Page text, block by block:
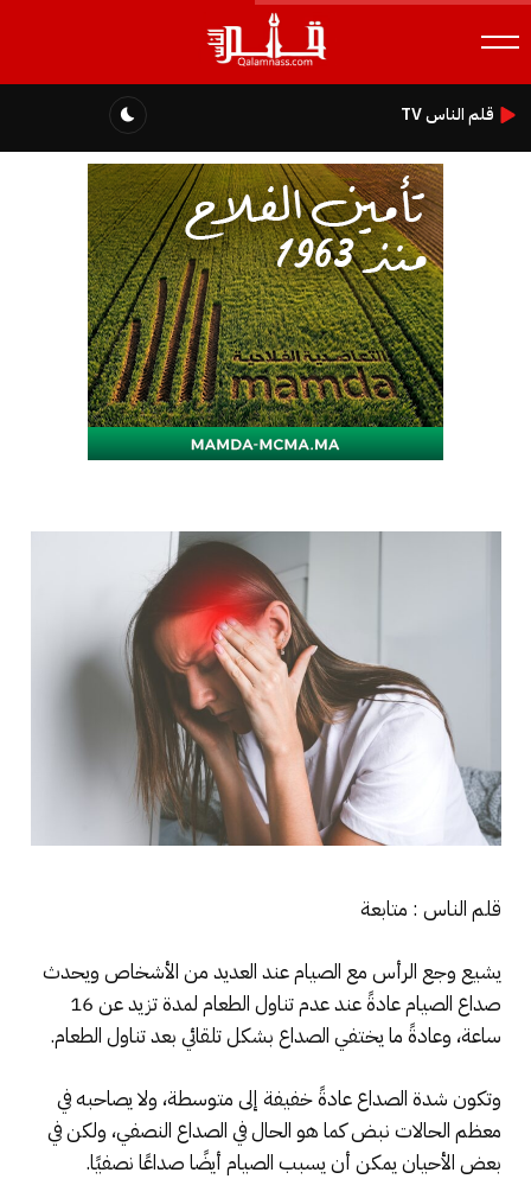
قلم الناس TV
قلم الناس : متابعة
يشيع وجع الرأس مع الصيام عند العديد من الأشخاص ويحدث
صداع الصيام عادةً عند عدم تناول الطعام لمدة تزيد عن 16
ساعة، وعادةً ما يختفي الصداع بشكل تلقائي بعد تناول الطعام.
وتكون شدة الصداع عادةً خفيفة إلى متوسطة، ولا يصاحبه في
معظم الحالات نبض كما هو الحال في الصداع النصفي، ولكن في
بعض الأحيان يمكن أن يسبب الصيام أيضًا صداعًا نصفيًا.